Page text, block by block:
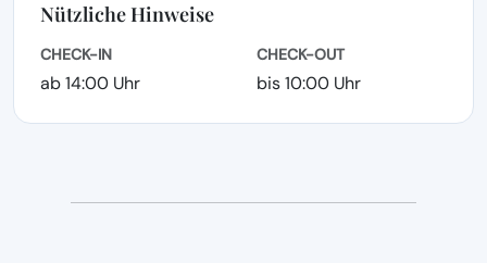
Nützliche Hinweise
CHECK-IN
ab 14:00 Uhr
CHECK-OUT
bis 10:00 Uhr